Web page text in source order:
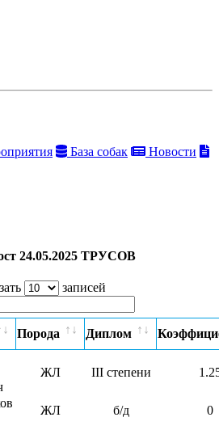
База собак
Новости
24.05.2025 ТРУСОВ
записей
Порода Диплом
ЖЛ III степени
ЖЛ б/д 0